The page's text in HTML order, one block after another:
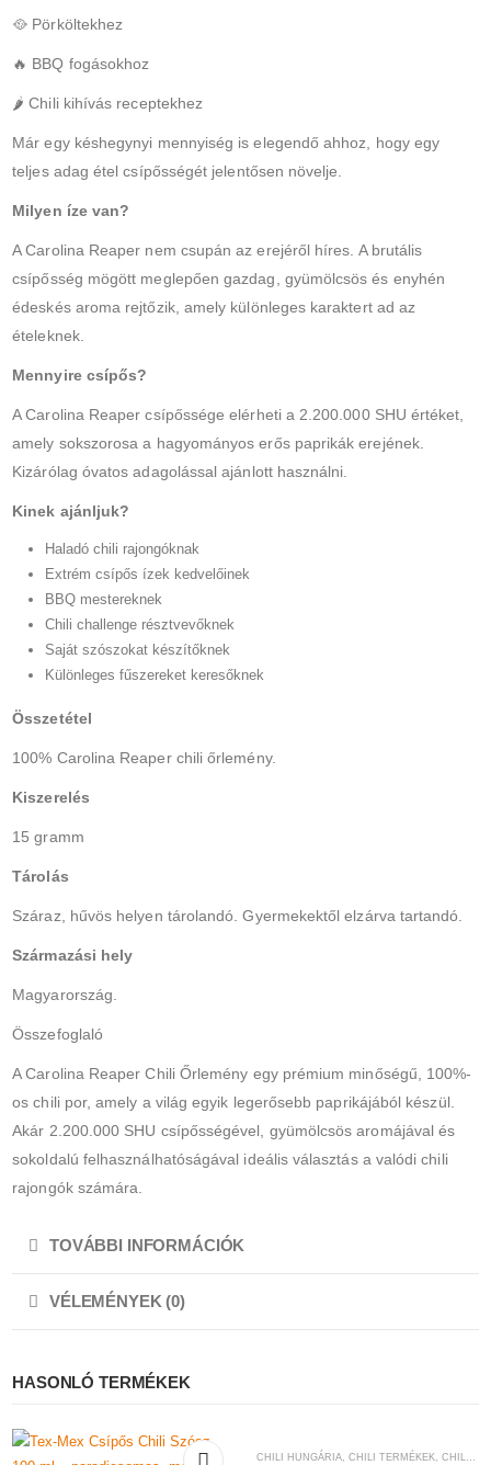
🥘 Pörköltekhez
🔥 BBQ fogásokhoz
🌶 Chili kihívás receptekhez
Már egy késhegynyi mennyiség is elegendő ahhoz, hogy egy
teljes adag étel csípősségét jelentősen növelje.
Milyen íze van?
A Carolina Reaper nem csupán az erejéről híres. A brutális
csípősség mögött meglepően gazdag, gyümölcsös és enyhén
édeskés aroma rejtőzik, amely különleges karaktert ad az
ételeknek.
Mennyire csípős?
A Carolina Reaper csípőssége elérheti a 2.200.000 SHU értéket,
amely sokszorosa a hagyományos erős paprikák erejének.
Kizárólag óvatos adagolással ajánlott használni.
Kinek ajánljuk?
Haladó chili rajongóknak
Extrém csípős ízek kedvelőinek
BBQ mestereknek
Chili challenge résztvevőknek
Saját szószokat készítőknek
Különleges fűszereket keresőknek
Összetétel
100% Carolina Reaper chili őrlemény.
Kiszerelés
15 gramm
Tárolás
Száraz, hűvös helyen tárolandó. Gyermekektől elzárva tartandó.
Származási hely
Magyarország.
Összefoglaló
A Carolina Reaper Chili Őrlemény egy prémium minőségű, 100%-
os chili por, amely a világ egyik legerősebb paprikájából készül.
Akár 2.200.000 SHU csípősségével, gyümölcsös aromájával és
sokoldalú felhasználhatóságával ideális választás a valódi chili
rajongók számára.
TOVÁBBI INFORMÁCIÓK
VÉLEMÉNYEK (0)
HASONLÓ TERMÉKEK
CHILI HUNGÁRIA, CHILI TERMÉKEK, CHILIVEL ÍZESÍTETT FINOMSÁGOK